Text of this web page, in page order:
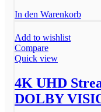
In den Warenkorb
Add to wishlist
Compare
Quick view
4K UHD
DOLBY